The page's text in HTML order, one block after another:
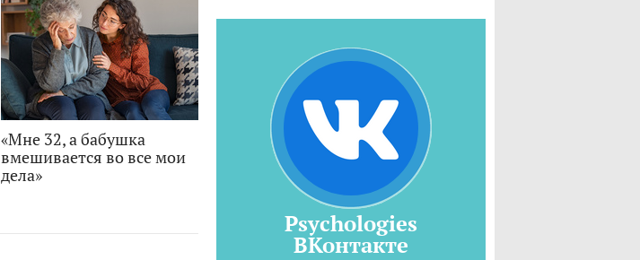
«Мне 32, а бабушка
вмешивается во все мои
дела»
Psychologies
ВКонтакте